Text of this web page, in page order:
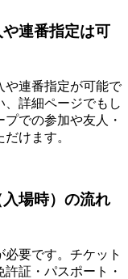
連番指定は可
や連番指定が可能で
詳細ページでもし
での参加や友人・
けます。
場時）の流れ
要です。チケット
証・パスポート・